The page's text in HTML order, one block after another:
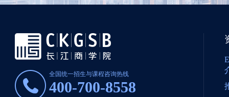
全国统一招生与课程咨询热线
400-700-8558